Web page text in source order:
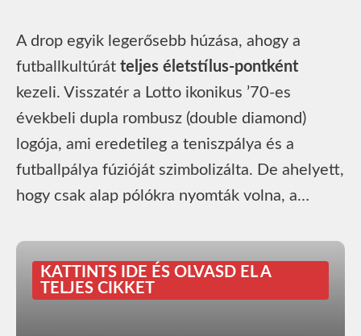
A drop egyik legerősebb húzása, ahogy a
futballkultúrát teljes életstílus-pontként
kezeli. Visszatér a Lotto ikonikus ’70-es
évekbeli dupla rombusz (double diamond)
logója, ami eredetileg a teniszpálya és a
futballpálya fúzióját szimbolizálta. De ahelyett,
hogy csak alap pólókra nyomták volna, a…
KATTINTS IDE ÉS OLVASD EL A
TELJES CIKKET